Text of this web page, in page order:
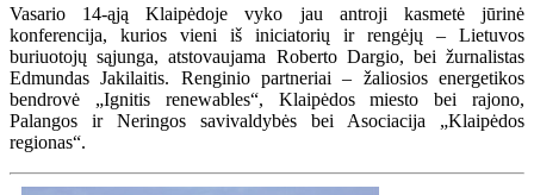
Vasario 14-ąją Klaipėdoje vyko jau antroji kasmetė jūrinė
konferencija, kurios vieni iš iniciatorių ir rengėjų – Lietuvos
buriuotojų sąjunga, atstovaujama Roberto Dargio, bei žurnalistas
Edmundas Jakilaitis. Renginio partneriai – žaliosios energetikos
bendrovė „Ignitis renewables“, Klaipėdos miesto bei rajono,
Palangos ir Neringos savivaldybės bei Asociacija „Klaipėdos
regionas“.